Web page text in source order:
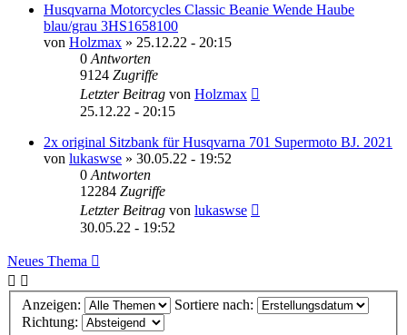
Husqvarna Motorcycles Classic Beanie Wende Haube
blau/grau 3HS1658100
von Holzmax » 25.12.22 - 20:15
0 Antworten
9124 Zugriffe
Letzter Beitrag von Holzmax
25.12.22 - 20:15
2x original Sitzbank für Husqvarna 701 Supermoto BJ. 2021
von lukaswse » 30.05.22 - 19:52
0 Antworten
12284 Zugriffe
Letzter Beitrag von lukaswse
30.05.22 - 19:52
Neues Thema
Anzeigen:
Sortiere nach:
Richtung: